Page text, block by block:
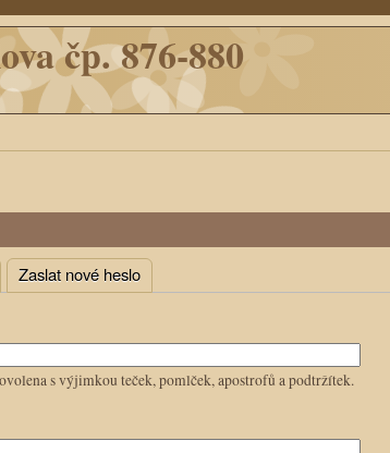
čp. 876-880
Zaslat nové heslo
s výjimkou teček, pomlček, apostrofů a podtržítek.